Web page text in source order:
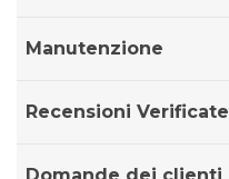
Manutenzione
Recensioni Verificate
Domande dei clienti